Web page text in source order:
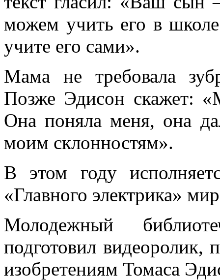
можем учить его в
учите его сами».
Мама не требовала
Позже Эдисон скажет:
Она поняла меня, она
моим склонностям».
В этом году
«Главного электрика»
Молодежный
подготовил
изобретениям Томаса